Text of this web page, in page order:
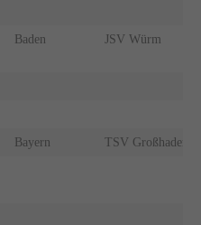
Baden JSV Würm
Bayern TSV Großhadern